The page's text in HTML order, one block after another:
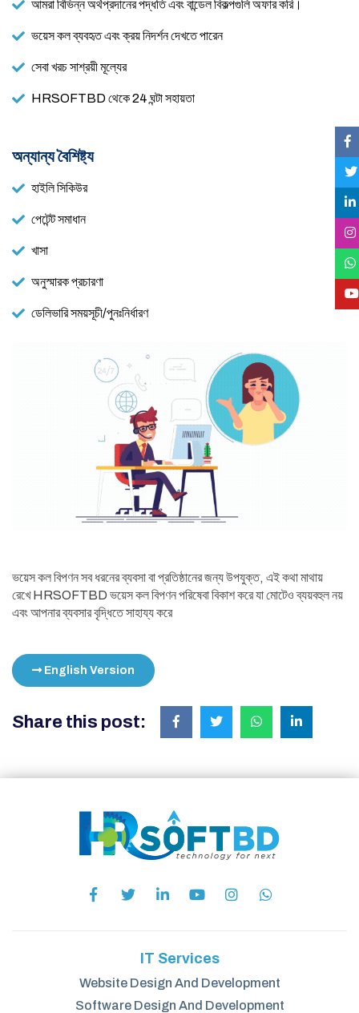
আমরা বিভিন্ন অর্থপ্রদানের পদ্ধতি এবং বান্ডেল বিকল্পগুলি অফার করি।
ভয়েস কল ব্যবহৃত এবং ক্রয় নিদর্শন দেখতে পারেন
সেবা খরচ সাশ্রয়ী মূল্যের
HRSOFTBD থেকে 24 ঘন্টা সহায়তা
অন্যান্য বৈশিষ্ট্য
হাইলি সিকিউর
পেটেন্ট সমাধান
খাসা
অনুস্মারক প্রচারণা
ডেলিভারি সময়সূচী/পুনঃনির্ধারণ
ভয়েস কল বিপণন সব ধরনের ব্যবসা বা প্রতিষ্ঠানের জন্য উপযুক্ত, এই কথা মাথায়
রেখে HRSOFTBD ভয়েস কল বিপণন পরিষেবা বিকাশ করে যা মোটেও ব্যয়বহুল নয়
এবং আপনার ব্যবসার বৃদ্ধিতে সাহায্য করে
English Version
Share this post:
IT Services
Website Design And Development
Software Design And Development